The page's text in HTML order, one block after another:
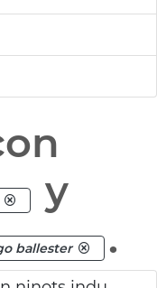
y
ballester .